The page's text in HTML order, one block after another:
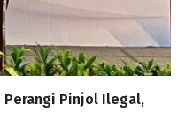
Perangi Pinjol Ilegal,